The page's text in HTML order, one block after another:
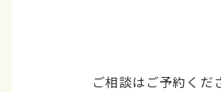
ご相談はご予約くださ